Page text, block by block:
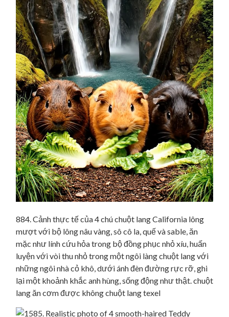
884. Cảnh thực tế của 4 chú chuột lang California lông
mượt với bộ lông nâu vàng, sô cô la, quế và sable, ăn
mặc như lính cứu hỏa trong bộ đồng phục nhỏ xíu, huấn
luyện với vòi thu nhỏ trong một ngôi làng chuột lang với
những ngôi nhà cỏ khô, dưới ánh đèn đường rực rỡ, ghi
lại một khoảnh khắc anh hùng, sống động như thật. chuột
lang ăn cơm được không chuột lang texel